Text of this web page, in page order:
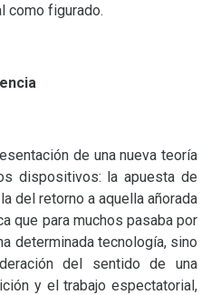
como figurado.
de una nueva teoría
dispositivos: la apuesta de
del retorno a aquella añorada
que para muchos pasaba por
determinada tecnología, sino
del sentido de una
y el trabajo espectatorial,